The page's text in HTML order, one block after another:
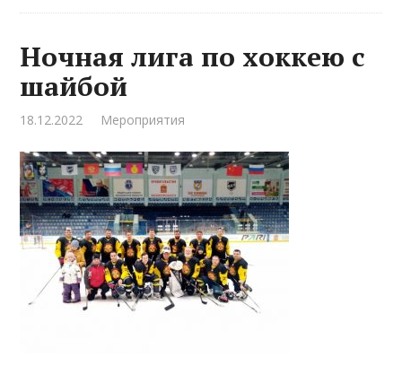
Ночная лига по хоккею с
шайбой
18.12.2022 Мероприятия